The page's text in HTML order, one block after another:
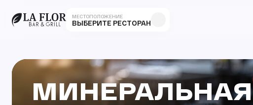
МЕСТОПОЛОЖЕНИЕ
ВЫБЕРИТЕ РЕСТОРАН
МИНЕРАЛЬНАЯ